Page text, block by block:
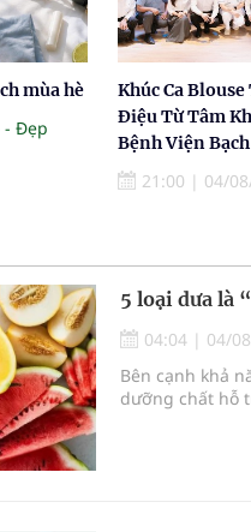
mùa hè
- Đẹp
Khúc Ca
Điệu Từ Tâm
Bệnh Viện
21:00 | 04/
5 loại dưa là
04:04 | 04/
Bên cạnh khả
dưỡng chất hỗ